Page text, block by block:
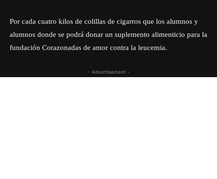
Por cada cuatro kilos de colillas de cigarros que los alumnos y
alumnos donde se podrá donar un suplemento alimenticio para la
fundación Corazonadas de amor contra la leucemia.
- Advertisement -